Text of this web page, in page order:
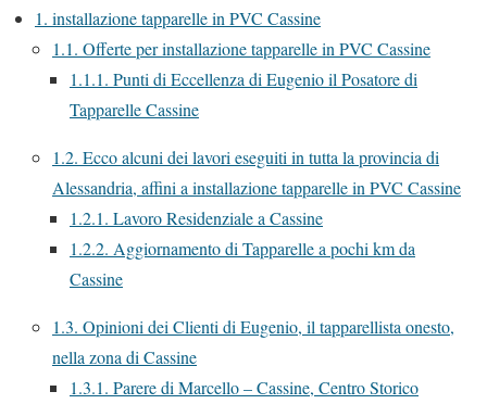
1. installazione tapparelle in PVC Cassine
1.1. Offerte per installazione tapparelle in PVC Cassine
1.1.1. Punti di Eccellenza di Eugenio il Posatore di
Tapparelle Cassine
1.2. Ecco alcuni dei lavori eseguiti in tutta la provincia di
Alessandria, affini a installazione tapparelle in PVC Cassine
1.2.1. Lavoro Residenziale a Cassine
1.2.2. Aggiornamento di Tapparelle a pochi km da
Cassine
1.3. Opinioni dei Clienti di Eugenio, il tapparellista onesto,
nella zona di Cassine
1.3.1. Parere di Marcello – Cassine, Centro Storico